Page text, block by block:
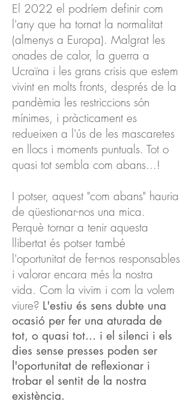
El 2022 el podríem definir com
l'any que ha tornat la normalitat
(almenys a Europa). Malgrat les
onades de calor, la guerra a
Ucraïna i les grans crisis que estem
vivint en molts fronts, després de la
pandèmia les restriccions són
mínimes, i pràcticament es
redueixen a l'ús de les mascaretes
en llocs i moments puntuals. Tot o
quasi tot sembla com abans...!
I potser, aquest "com abans" hauria
de qüestionar-nos una mica.
Perquè tornar a tenir aquesta
llibertat és potser també
l'oportunitat de fer-nos responsables
i valorar encara més la nostra
vida. Com la vivim i com la volem
viure? L'estiu és sens dubte una
ocasió per fer una aturada de
tot, o quasi tot... i el silenci i els
dies sense presses poden ser
l'oportunitat de reflexionar i
trobar el sentit de la nostra
existència.